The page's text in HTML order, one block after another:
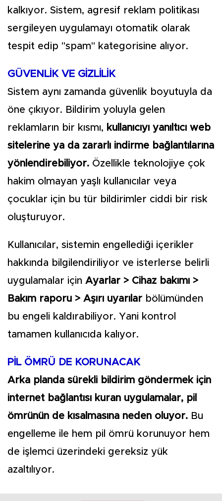
kalkıyor. Sistem, agresif reklam politikası
sergileyen uygulamayı otomatik olarak
tespit edip "spam" kategorisine alıyor.
GÜVENLİK VE GİZLİLİK
Sistem aynı zamanda güvenlik boyutuyla da
öne çıkıyor. Bildirim yoluyla gelen
reklamların bir kısmı, kullanıcıyı yanıltıcı web
sitelerine ya da zararlı indirme bağlantılarına
yönlendirebiliyor. Özellikle teknolojiye çok
hakim olmayan yaşlı kullanıcılar veya
çocuklar için bu tür bildirimler ciddi bir risk
oluşturuyor.
Kullanıcılar, sistemin engellediği içerikler
hakkında bilgilendiriliyor ve isterlerse belirli
uygulamalar için Ayarlar > Cihaz bakımı >
Bakım raporu > Aşırı uyarılar bölümünden
bu engeli kaldırabiliyor. Yani kontrol
tamamen kullanıcıda kalıyor.
PİL ÖMRÜ DE KORUNACAK
Arka planda sürekli bildirim göndermek için
internet bağlantısı kuran uygulamalar, pil
ömrünün de kısalmasına neden oluyor. Bu
engelleme ile hem pil ömrü korunuyor hem
de işlemci üzerindeki gereksiz yük
azaltılıyor.